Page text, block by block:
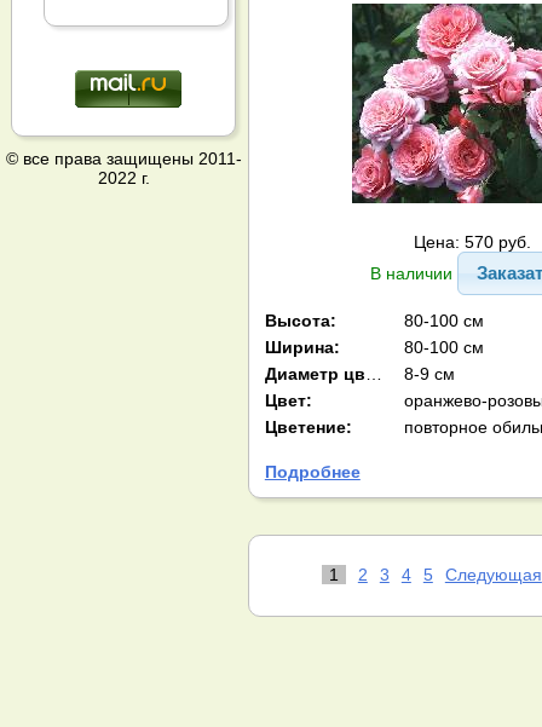
Цена: 570 руб.
В наличии
Высота:
80-100 см
Ширина:
80-100 см
8-9 см
Цвет:
оранжево-
Цветение:
повторное
Подробнее
1 2 3 4 5 Следующая
© все права защищены 2011-
2022 г.